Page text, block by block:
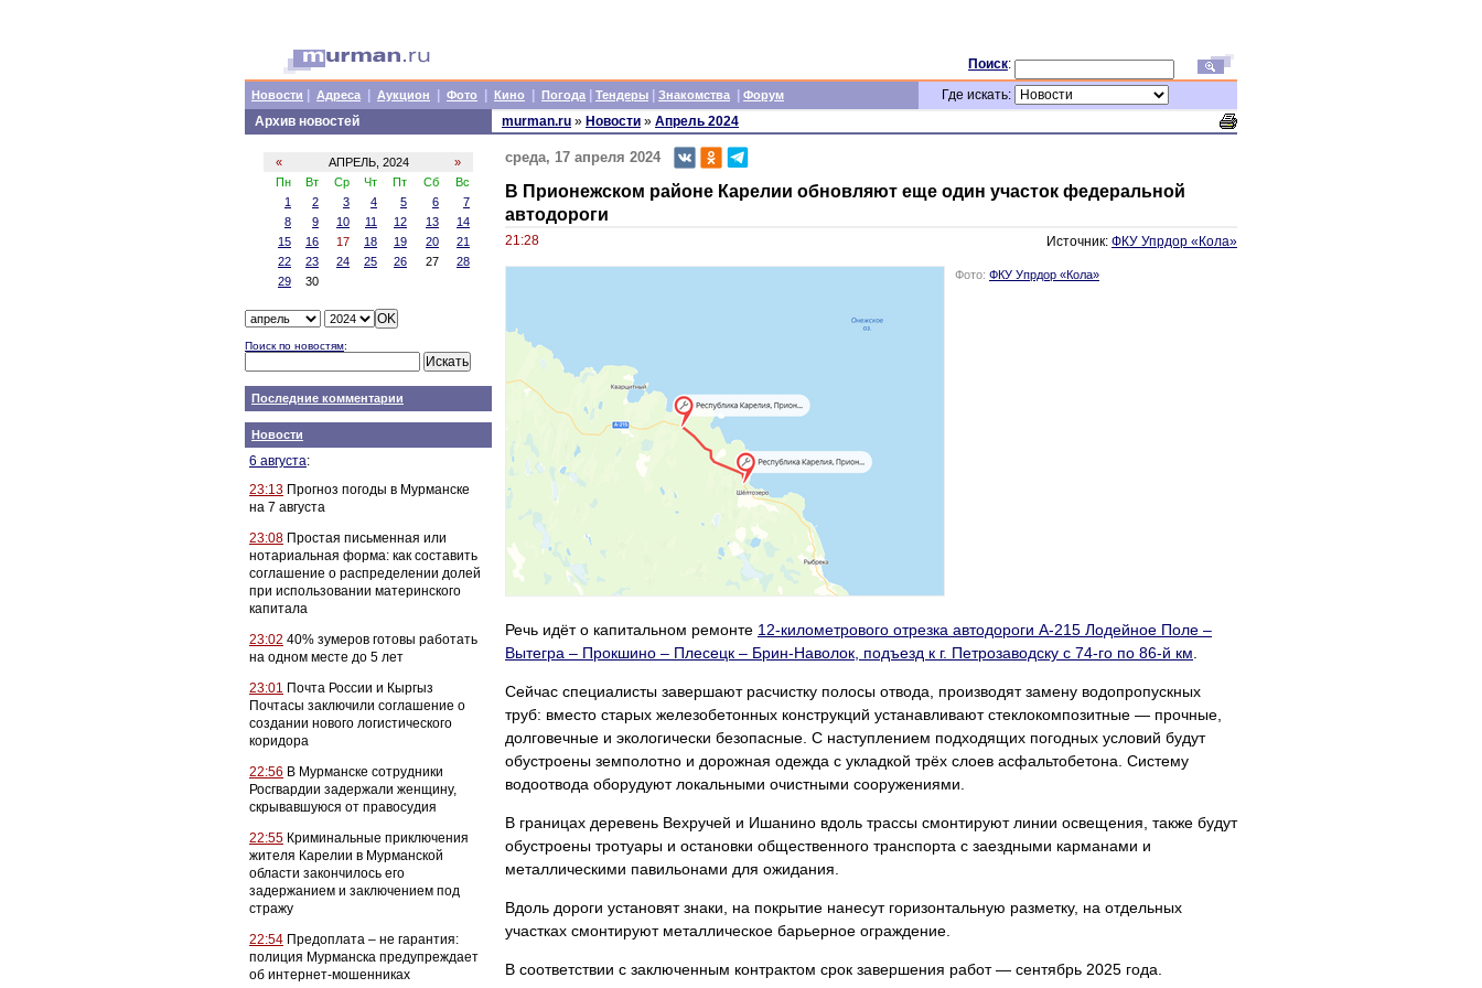
Поиск:
Новости Адреса Аукцион Фото Кино Погода Тендеры Знакомства Форум
Где искать:
Архив новостей
« АПРЕЛЬ, 2024
»
Пн
Вт Ср Чт Пт Сб
Вс
1
2 3 4 5 6
7
8
9 10 11 12 13
14
15
16 17 18 19 20
21
22
23 24 25 26 27
28
29
30
Поиск по новостям:
Последние комментарии
Новости
6 августа:
23:13 Прогноз погоды в Мурманске
на 7 августа
23:08 Простая письменная или
нотариальная форма: как составить
соглашение о распределении долей
при использовании материнского
капитала
23:02 40% зумеров готовы работать
на одном месте до 5 лет
23:01 Почта России и Кыргыз
Почтасы заключили соглашение о
создании нового логистического
коридора
22:56 В Мурманске сотрудники
Росгвардии задержали женщину,
скрывавшуюся от правосудия
22:55 Криминальные приключения
жителя Карелии в Мурманской
области закончилось его
задержанием и заключением под
стражу
22:54 Предоплата – не гарантия:
полиция Мурманска предупреждает
об интернет-мошенниках
murman.ru » Новости » Апрель 2024
среда, 17 апреля 2024
В Прионежском районе Карелии обновляют еще один участок федеральной
автодороги
21:28 Источник: ФКУ Упрдор «Кола»
Фото: ФКУ Упрдор «Кола»
Речь идёт о капитальном ремонте 12-километрового отрезка автодороги А-215 Лодейное Поле –
Вытегра – Прокшино – Плесецк – Брин-Наволок, подъезд к г. Петрозаводску с 74-го по 86-й км.
Сейчас специалисты завершают расчистку полосы отвода, производят замену водопропускных
труб: вместо старых железобетонных конструкций устанавливают стеклокомпозитные — прочные,
долговечные и экологически безопасные. С наступлением подходящих погодных условий будут
обустроены земполотно и дорожная одежда с укладкой трёх слоев асфальтобетона. Систему
водоотвода оборудуют локальными очистными сооружениями.
В границах деревень Вехручей и Ишанино вдоль трассы смонтируют линии освещения, также будут
обустроены тротуары и остановки общественного транспорта с заездными карманами и
металлическими павильонами для ожидания.
Вдоль дороги установят знаки, на покрытие нанесут горизонтальную разметку, на отдельных
участках смонтируют металлическое барьерное ограждение.
В соответствии с заключенным контрактом срок завершения работ — сентябрь 2025 года.